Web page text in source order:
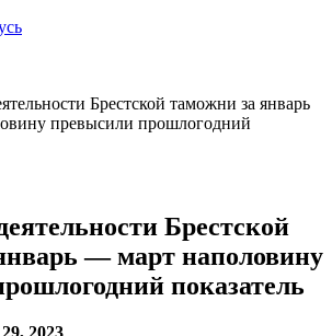
Брестской таможни за январь
превысили прошлогодний
Брестской
— март наполовину
показатель
2023